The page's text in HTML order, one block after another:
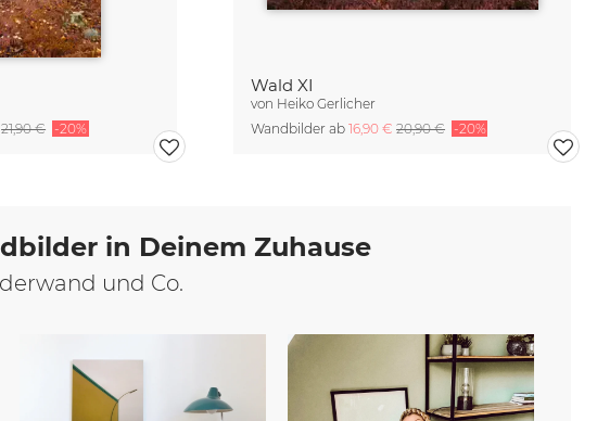
21,90 € -20%
Wald XI
von Heiko Gerlicher
Wandbilder ab16,90 €20,90 € -20%
in Deinem Zuhause
und Co.